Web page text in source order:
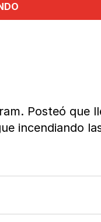
Posteó que
incendiando